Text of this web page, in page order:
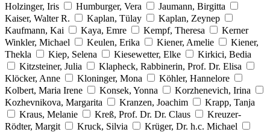
Holzinger, Iris
Humburger, Vera
Jaumann, Birgitta
Kaiser, Walter R.
Kaplan, Tülay
Kaplan, Zeynep
Kaufmann, Kai
Kaya, Emre Kempf, Theresa
Kerner
Winkler, Michael
Keulen, Erika Kiener, Amelie
Kiener,
Thekla
Kiep, Selena Kiesewetter, Elke
Kirkici, Bedia
Kitzsteiner, Julia
Klapheck, Rabbinerin, Prof. Dr. Elisa
Klöcker, Anne
Kloninger, Mona
Köhler, Hannelore
Kolbert, Maria Irene
Konsek, Yonna
Korzhenevich, Irina
Kozhevnikova, Margarita
Kranzen, Joachim
Krapp, Tanja
Kraus, Melanie
Kreß, Prof. Dr. Dr. Claus
Kreuzer-
Rödter, Margit
Kruck, Silvia
Krüger, Dr. h.c. Michael